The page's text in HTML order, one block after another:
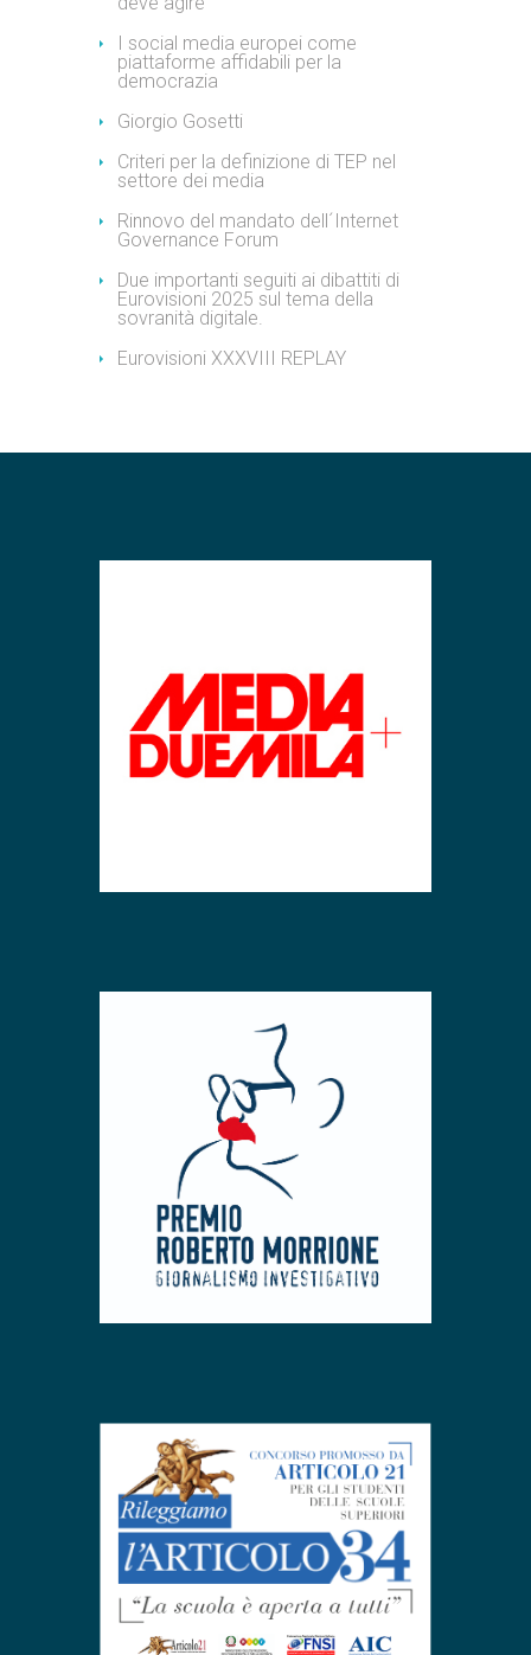
I social media europei come
piattaforme affidabili per la
democrazia
Giorgio Gosetti
Criteri per la definizione di TEP nel
settore dei media
Rinnovo del mandato dell´Internet
Governance Forum
Due importanti seguiti ai dibattiti di
Eurovisioni 2025 sul tema della
sovranità digitale.
Eurovisioni XXXVIII REPLAY